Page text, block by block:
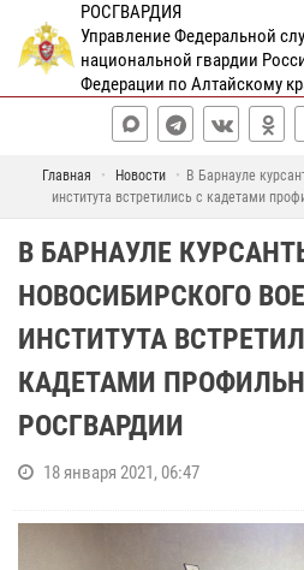
РОСГВАРДИЯ
Управление Федеральной
национальной гвардии
Федерации по Алтайскому
Главная Новости
В Барнауле
института встретились с кадетами
В БАРНАУЛЕ
НОВОСИБИРСКОГО
ИНСТИТУТА
КАДЕТАМИ
РОСГВАРДИИ
18 января 2021, 06:47